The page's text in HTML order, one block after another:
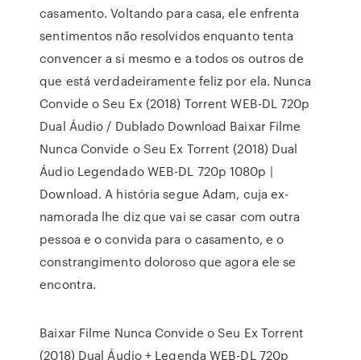
casamento. Voltando para casa, ele enfrenta
sentimentos não resolvidos enquanto tenta
convencer a si mesmo e a todos os outros de
que está verdadeiramente feliz por ela. Nunca
Convide o Seu Ex (2018) Torrent WEB-DL 720p
Dual Áudio / Dublado Download Baixar Filme
Nunca Convide o Seu Ex Torrent (2018) Dual
Áudio Legendado WEB-DL 720p 1080p |
Download. A história segue Adam, cuja ex-
namorada lhe diz que vai se casar com outra
pessoa e o convida para o casamento, e o
constrangimento doloroso que agora ele se
encontra.
Baixar Filme Nunca Convide o Seu Ex Torrent
(2018) Dual Áudio + Legenda WEB-DL 720p